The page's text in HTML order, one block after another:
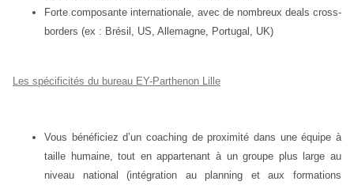
Forte composante internationale, avec de nombreux deals cross-
borders (ex : Brésil, US, Allemagne, Portugal, UK)
Les spécificités du bureau EY-Parthenon Lille
Vous bénéficiez d’un coaching de proximité dans une équipe à
taille humaine, tout en appartenant à un groupe plus large au
niveau national (intégration au planning et aux formations